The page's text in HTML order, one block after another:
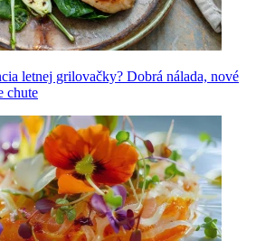
letnej grilovačky? Dobrá nálada, nové
chute